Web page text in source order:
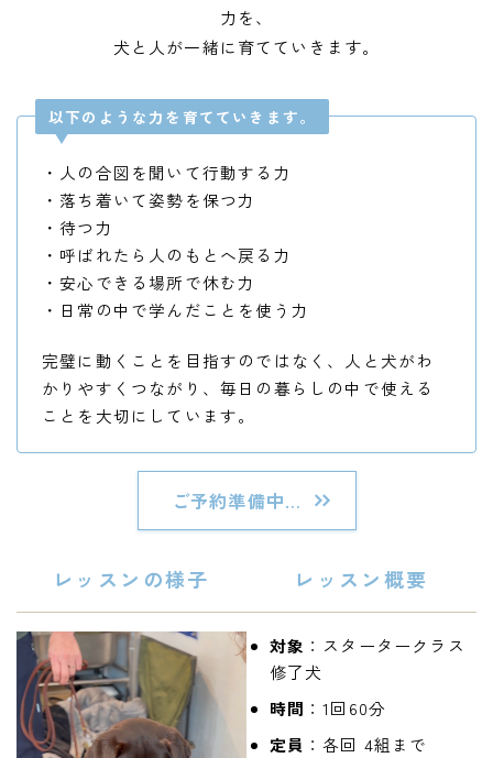
力を、
犬と人が一緒に育てていきます。
以下のような力を育てていきます。
・人の合図を聞いて行動する力
・落ち着いて姿勢を保つ力
・待つ力
・呼ばれたら人のもとへ戻る力
・安心できる場所で休む力
・日常の中で学んだことを使う力
完璧に動くことを目指すのではなく、人と犬がわ
かりやすくつながり、毎日の暮らしの中で使える
ことを大切にしています。
ご予約準備中…
レッスンの様子 レッスン概要
対象 ： スタータークラス
修了犬
時間 ：1回60分
定員 ：各回 4組まで